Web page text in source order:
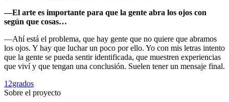
—El arte es importante para que la gente abra los ojos con
según que cosas…
—Ahí está el problema, que hay gente que no quiere que abramos
los ojos. Y hay que luchar un poco por ello. Yo con mis letras intento
que la gente se pueda sentir identificada, que muestren experiencias
que viví y que tengan una conclusión. Suelen tener un mensaje final.
12grados
Sobre el proyecto